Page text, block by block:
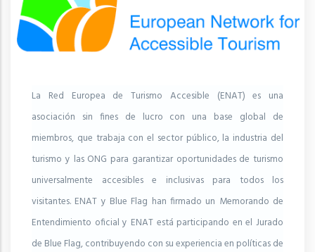
La Red Europea de Turismo Accesible (ENAT) es una
asociación sin fines de lucro con una base global de
miembros, que trabaja con el sector público, la industria del
turismo y las ONG para garantizar oportunidades de turismo
universalmente accesibles e inclusivas para todos los
visitantes. ENAT y Blue Flag han firmado un Memorando de
Entendimiento oficial y ENAT está participando en el Jurado
de Blue Flag, contribuyendo con su experiencia en políticas de